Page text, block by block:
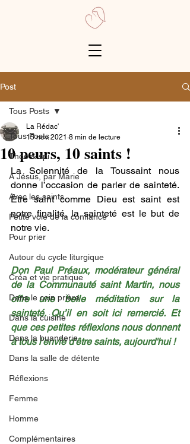
Post
Tous Posts
Théo & spi
A Jésus, par Marie
Avec les saints
Petite voie de la confiance
Pour prier
Autour du cycle liturgique
Créa et vie pratique
Dans le coin prière
Dans la cuisine
Dans la buanderie
Dans la salle de détente
Réflexions
Femme
Homme
Complémentaires
Tous Posts
10 peurs, 10 saints !
La Rédac'
15 nov. 2021 8 min de lecture
La Solennité de la Toussaint nous
donne l’occasion de parler de sainteté.
Être saint comme Dieu est saint est
notre finalité, la sainteté est le but de
notre vie.
Don Paul Préaux, modérateur général
de la Communauté saint Martin, nous
offre une belle méditation sur la
sainteté. Qu’il en soit ici remercié. Et
que ces petites réflexions nous donnent
à tous l'envie d'être saints, aujourd'hui !